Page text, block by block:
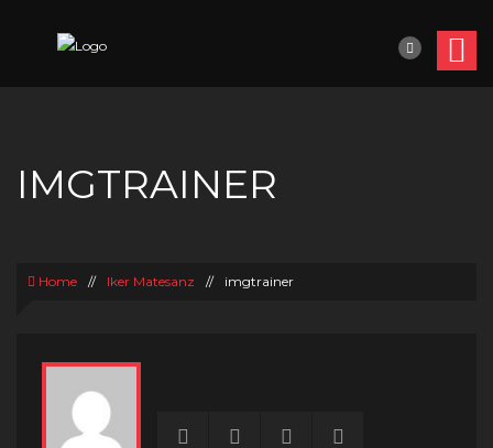
IMGTRAINER
Home // Iker Matesanz // imgtrainer